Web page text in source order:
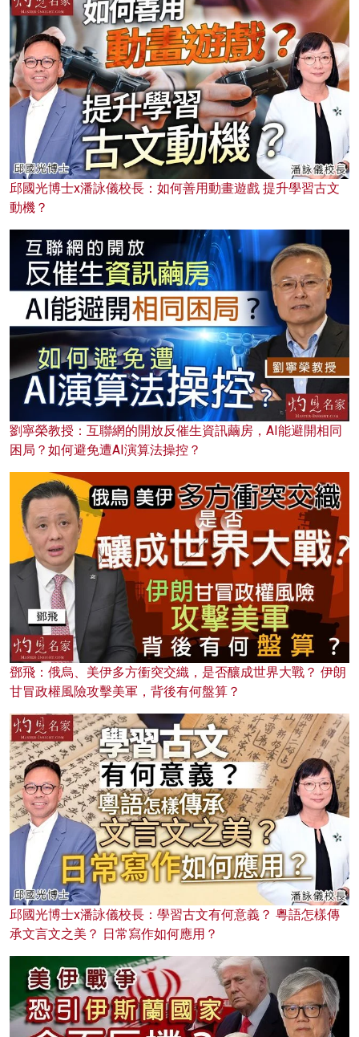
邱國光博士x潘詠儀校長：如何善用動畫遊戲 提升學習古文
動機？
劉寧榮教授：互聯網的開放反催生資訊繭房，AI能避開相同
困局？如何避免遭AI演算法操控？
鄧飛：俄烏、美伊多方衝突交織，是否釀成世界大戰？ 伊朗
甘冒政權風險攻擊美軍，背後有何盤算？
邱國光博士x潘詠儀校長：學習古文有何意義？ 粵語怎樣傳
承文言文之美？ 日常寫作如何應用？